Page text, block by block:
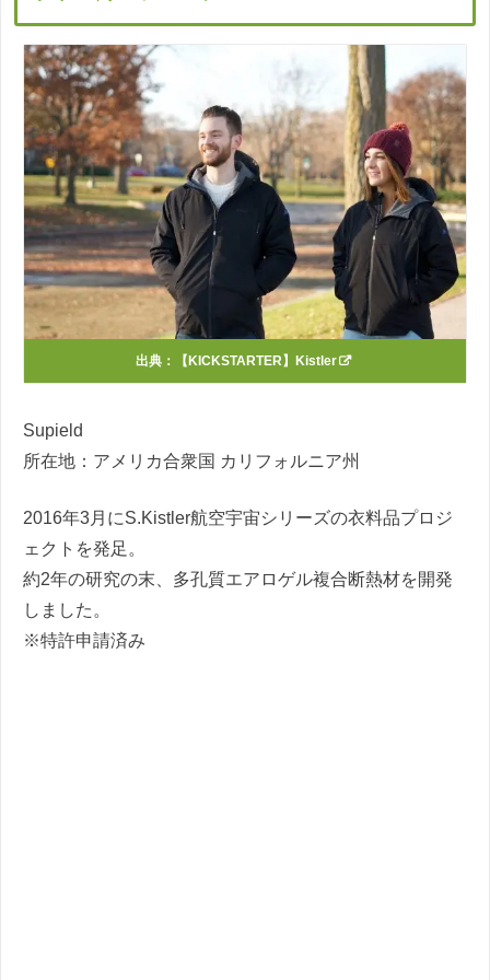
出典： 【KICKSTARTER】Kistler
Supield
所在地：アメリカ合衆国 カリフォルニア州
2016年3月にS.Kistler航空宇宙シリーズの衣料品プロジ
ェクトを発足。
約2年の研究の末、多孔質エアロゲル複合断熱材を開発
しました。
※特許申請済み